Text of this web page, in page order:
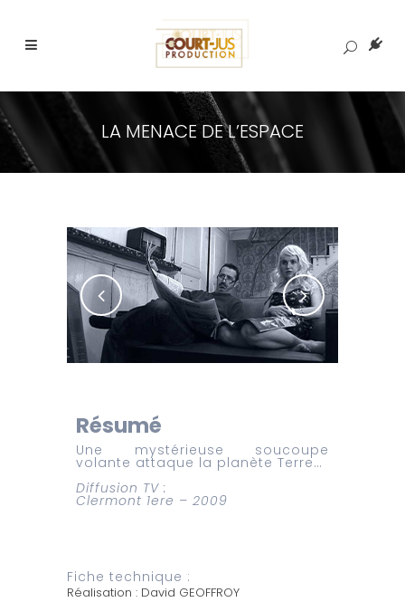
LA MENACE DE L’ESPACE
Résumé
Une mystérieuse soucoupe
volante attaque la planète Terre…
Diffusion TV :
Clermont 1ere – 2009
Fiche technique :
Réalisation : David GEOFFROY